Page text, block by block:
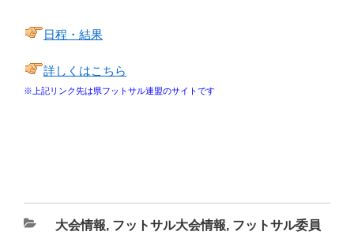
日程・結果
詳しくはこちら
※上記リンク先は県フットサル連盟のサイトです
カ
大会情報, フットサル大会情報, フットサル委員